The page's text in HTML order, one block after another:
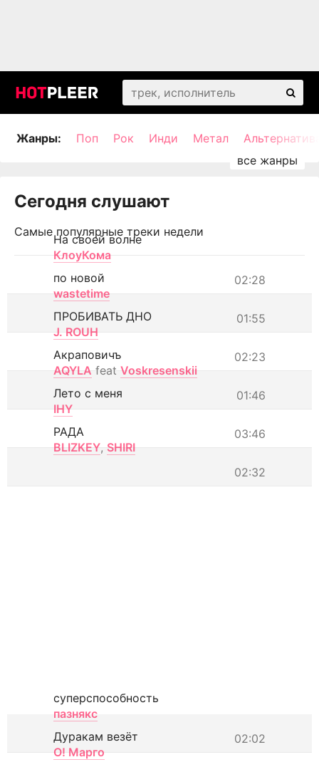
Жанры: Поп Рок Инди Метал
Сегодня слушают
Самые популярные треки недели
На своей волне
КлоуКома
02:28
по новой
wastetime
01:55
ПРОБИВАТЬ ДНО
J. ROUH
02:23
Акраповичъ
AQYLA feat Voskresenskii
01:46
Лето с меня
IHY
03:46
РАДА
BLIZKEY, SHIRI
02:32
суперспособность
пазнякс
02:02
Дуракам везёт
О! Марго